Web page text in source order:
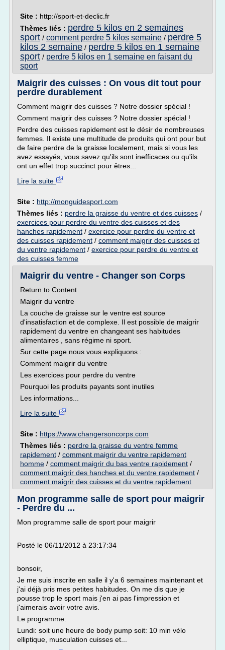
Site : http://sport-et-declic.fr
Thèmes liés : perdre 5 kilos en 2 semaines
sport / comment perdre 5 kilos semaine / perdre 5
kilos 2 semaine / perdre 5 kilos en 1 semaine
sport / perdre 5 kilos en 1 semaine en faisant du
sport
Maigrir des cuisses : On vous dit tout pour
perdre durablement
Comment maigrir des cuisses ? Notre dossier spécial !
Comment maigrir des cuisses ? Notre dossier spécial !
Perdre des cuisses rapidement est le désir de nombreuses
femmes. Il existe une multitude de produits qui ont pour but
de faire perdre de la graisse localement, mais si vous les
avez essayés, vous savez qu'ils sont inefficaces ou qu'ils
ont un effet trop succinct pour êtres...
Lire la suite
Site : http://monguidesport.com
Thèmes liés : perdre la graisse du ventre et des cuisses /
exercices pour perdre du ventre des cuisses et des
hanches rapidement / exercice pour perdre du ventre et
des cuisses rapidement / comment maigrir des cuisses et
du ventre rapidement / exercice pour perdre du ventre et
des cuisses femme
Maigrir du ventre - Changer son Corps
Return to Content
Maigrir du ventre
La couche de graisse sur le ventre est source
d'insatisfaction et de complexe. Il est possible de maigrir
rapidement du ventre en changeant ses habitudes
alimentaires , sans régime ni sport.
Sur cette page nous vous expliquons :
Comment maigrir du ventre
Les exercices pour perdre du ventre
Pourquoi les produits payants sont inutiles
Les informations...
Lire la suite
Site : https://www.changersoncorps.com
Thèmes liés : perdre la graisse du ventre femme
rapidement / comment maigrir du ventre rapidement
homme / comment maigrir du bas ventre rapidement /
comment maigrir des hanches et du ventre rapidement /
comment maigrir des cuisses et du ventre rapidement
Mon programme salle de sport pour maigrir
- Perdre du ...
Mon programme salle de sport pour maigrir
Posté le 06/11/2012 à 23:17:34
bonsoir,
Je me suis inscrite en salle il y'a 6 semaines maintenant et
j'ai déjà pris mes petites habitudes. On me dis que je
pousse trop le sport mais j'en ai pas l'impression et
j'aimerais avoir votre avis.
Le programme:
Lundi: soit une heure de body pump soit: 10 min vélo
elliptique, musculation cuisses et...